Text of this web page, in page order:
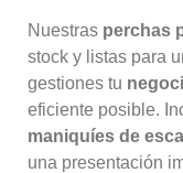
Nuestras perchas
stock y listas para
gestiones tu
eficiente posible.
maniquíes de
una presentación